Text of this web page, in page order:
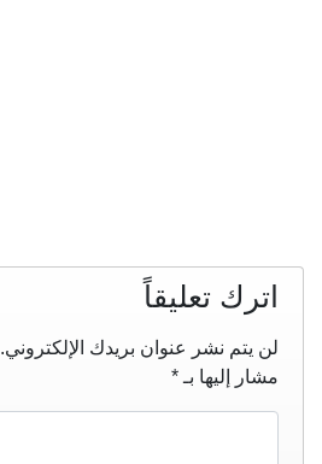
اترك تعليقاً
لن يتم نشر عنوان بريدك الإلكتروني.
مشار إليها بـ *